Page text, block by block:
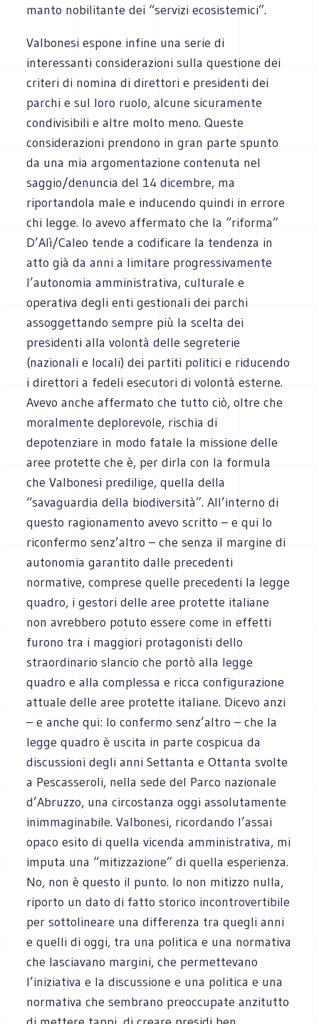
manto nobilitante dei “servizi ecosistemici”.
Valbonesi espone infine una serie di
interessanti considerazioni sulla questione dei
criteri di nomina di direttori e presidenti dei
parchi e sul loro ruolo, alcune sicuramente
condivisibili e altre molto meno. Queste
considerazioni prendono in gran parte spunto
da una mia argomentazione contenuta nel
saggio/denuncia del 14 dicembre, ma
riportandola male e inducendo quindi in errore
chi legge. Io avevo affermato che la “riforma”
D’Alì/Caleo tende a codificare la tendenza in
atto già da anni a limitare progressivamente
l’autonomia amministrativa, culturale e
operativa degli enti gestionali dei parchi
assoggettando sempre più la scelta dei
presidenti alla volontà delle segreterie
(nazionali e locali) dei partiti politici e riducendo
i direttori a fedeli esecutori di volontà esterne.
Avevo anche affermato che tutto ciò, oltre che
moralmente deplorevole, rischia di
depotenziare in modo fatale la missione delle
aree protette che è, per dirla con la formula
che Valbonesi predilige, quella della
“savaguardia della biodiversità”. All’interno di
questo ragionamento avevo scritto – e qui lo
riconfermo senz’altro – che senza il margine di
autonomia garantito dalle precedenti
normative, comprese quelle precedenti la legge
quadro, i gestori delle aree protette italiane
non avrebbero potuto essere come in effetti
furono tra i maggiori protagonisti dello
straordinario slancio che portò alla legge
quadro e alla complessa e ricca configurazione
attuale delle aree protette italiane. Dicevo anzi
– e anche qui: lo confermo senz’altro – che la
legge quadro è uscita in parte cospicua da
discussioni degli anni Settanta e Ottanta svolte
a Pescasseroli, nella sede del Parco nazionale
d’Abruzzo, una circostanza oggi assolutamente
inimmaginabile. Valbonesi, ricordando l’assai
opaco esito di quella vicenda amministrativa, mi
imputa una “mitizzazione” di quella esperienza.
No, non è questo il punto. Io non mitizzo nulla,
riporto un dato di fatto storico incontrovertibile
per sottolineare una differenza tra quegli anni
e quelli di oggi, tra una politica e una normativa
che lasciavano margini, che permettevano
l’iniziativa e la discussione e una politica e una
normativa che sembrano preoccupate anzitutto